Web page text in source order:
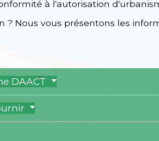
à l'autorisation
? Nous vous présentons les
DAACT